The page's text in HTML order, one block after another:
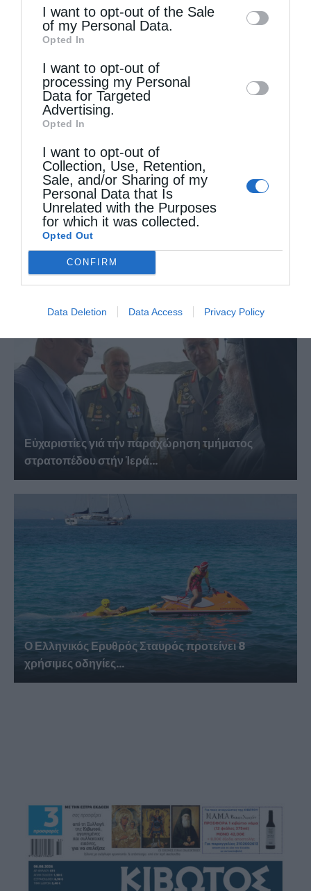
information may also be disclosed by us to
third parties on theIAB’s List of
Downstream Participants
disclose it to other third parties.
I want to opt-out of the Sale
of my Personal Data.
Opted In
I want to opt-out of
processing my Personal
Data for Targeted
Advertising.
Opted In
I want to opt-out of
Collection, Use, Retention,
Sale, and/or Sharing of my
Personal Data that Is
Unrelated with the Purposes
for which it was collected.
Opted Out
CONFIRM
Data Deletion Data Access Privacy Policy
Δημητριάδος Ιγνάτιος: «Η Παναγία μας δείχνει τον
Η εορτή της Μεταμορφώσεως του Σωτήρος σε
Μεταμόρφωση...
Εὐχαριστίες γιά τήν παραχώρηση τμήματος
στρατοπέδου στήν Ἱερά...
Ο Ελληνικός Ερυθρός Σταυρός προτείνει 8
χρήσιμες οδηγίες...